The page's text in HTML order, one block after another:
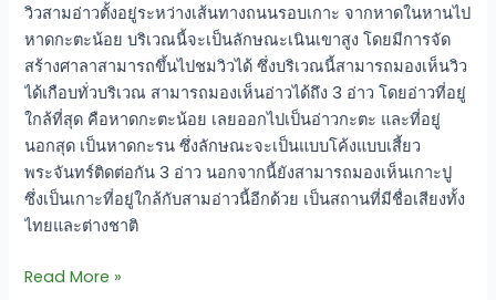
วิวสามอ่าวตั้งอยู่ระหว่างเส้นทางถนนรอบเกาะ จากหาดในหานไป
หาดกะตะน้อย บริเวณนี้จะเป็นลักษณะเนินเขาสูง โดยมีการจัด
สร้างศาลาสามารถขึ้นไปชมวิวได้ ซึ่งบริเวณนี้สามารถมองเห็นวิว
ได้เกือบทั่วบริเวณ สามารถมองเห็นอ่าวได้ถึง 3 อ่าว โดยอ่าวที่อยู่
ใกล้ที่สุด คือหาดกะตะน้อย เลยออกไปเป็นอ่าวกะตะ และที่อยู่
นอกสุด เป็นหาดกะรน ซึ่งลักษณะจะเป็นแบบโค้งแบบเสี้ยว
พระจันทร์ติดต่อกัน 3 อ่าว นอกจากนี้ยังสามารถมองเห็นเกาะปู
ซึ่งเป็นเกาะที่อยู่ใกล้กับสามอ่าวนี้อีกด้วย เป็นสถานที่มีชื่อเสียงทั้ง
ไทยและต่างชาติ
Read More »